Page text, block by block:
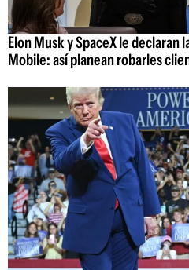
Elon Musk y SpaceX le declaran
Mobile: así planean robarles